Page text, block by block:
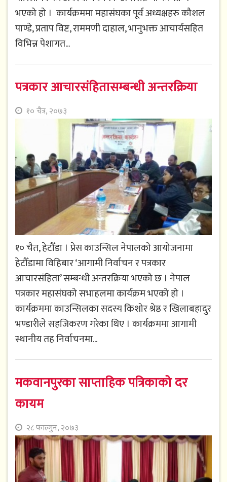
भएको हो । कार्यक्रममा महासंघका पूर्व अध्यक्षहरु कौशल
पाण्डे, प्रताप विष्ट, राममणी दाहाल, भानुभक्त आचार्यसहित
विभिन्न पेशागत...
पत्रकार आचारसंहितासम्बन्धी अन्तरक्रिया
१० चैत्र, २०७३
१० चैत, हेटौँडा । प्रेस काउन्सिल नेपालको आयोजनामा
हेटौँडामा विहिबार ‘आगामी निर्वाचन र पत्रकार
आचारसंहिता’ सम्बन्धी अन्तरक्रिया भएको छ । नेपाल
पत्रकार महासंघको सभाहलमा कार्यक्रम भएको हो ।
कार्यक्रममा काउन्सिलका सदस्य किशोर श्रेष्ठ र खिलाबहादुर
भण्डारीले सहजिकरण गरेका थिए । कार्यक्रममा आगामी
स्थानीय तह निर्वाचनमा...
मकवानपुरका साप्ताहिक पत्रिकाको दर
कायम
२८ फाल्गुन, २०७३